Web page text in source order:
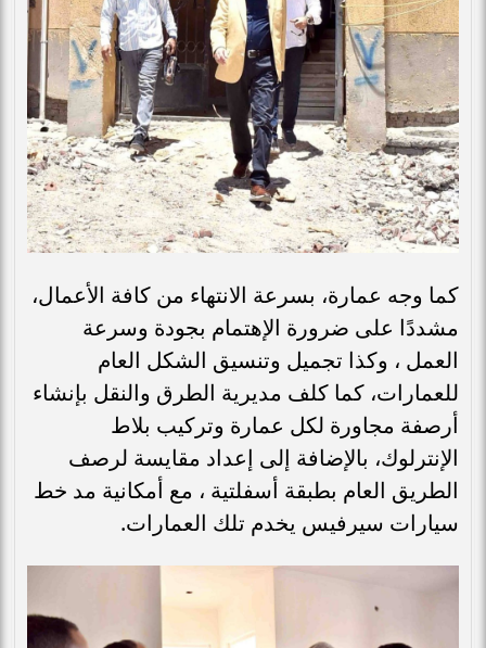
كما وجه عمارة، بسرعة الانتهاء من كافة الأعمال،
مشددًا على ضرورة الإهتمام بجودة وسرعة
العمل ، وكذا تجميل وتنسيق الشكل العام
للعمارات، كما كلف مديرية الطرق والنقل بإنشاء
أرصفة مجاورة لكل عمارة وتركيب بلاط
الإنترلوك، بالإضافة إلى إعداد مقايسة لرصف
الطريق العام بطبقة أسفلتية ، مع أمكانية مد خط
سيارات سيرفيس يخدم تلك العمارات.